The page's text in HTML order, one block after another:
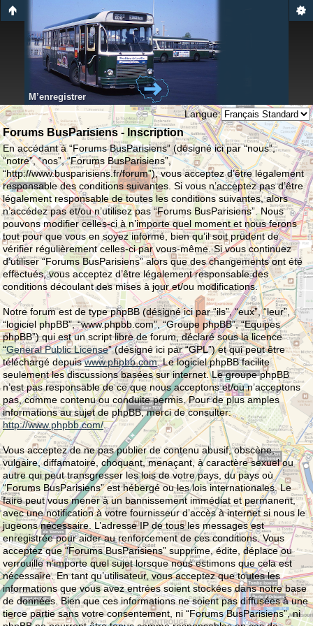
M’enregistrer
Langue:
Forums BusParisiens - Inscription
En accédant à “Forums BusParisiens” (désigné ici par “nous”,
“notre”, “nos”, “Forums BusParisiens”,
“http://www.busparisiens.fr/forum”), vous acceptez d’être légalement
responsable des conditions suivantes. Si vous n’acceptez pas d’être
légalement responsable de toutes les conditions suivantes, alors
n’accédez pas et/ou n’utilisez pas “Forums BusParisiens”. Nous
pouvons modifier celles-ci à n’importe quel moment et nous ferons
tout pour que vous en soyez informé, bien qu’il soit prudent de
vérifier régulièrement celles-ci par vous-même. Si vous continuez
d’utiliser “Forums BusParisiens” alors que des changements ont été
effectués, vous acceptez d’être légalement responsable des
conditions découlant des mises à jour et/ou modifications.
Notre forum est de type phpBB (désigné ici par “ils”, “eux”, “leur”,
“logiciel phpBB”, “www.phpbb.com”, “Groupe phpBB”, “Equipes
phpBB”) qui est un script libre de forum, déclaré sous la licence
“General Public License” (désigné ici par “GPL”) et qui peut être
téléchargé depuiswww.phpbb.com. Le logiciel phpBB facilite
seulement les discussions basées sur internet. Le groupe phpBB
n’est pas responsable de ce que nous acceptons et/ou n’acceptons
pas, comme contenu ou conduite permis. Pour de plus amples
informations au sujet de phpBB, merci de consulter:
http://www.phpbb.com/.
Vous acceptez de ne pas publier de contenu abusif, obscène,
vulgaire, diffamatoire, choquant, menaçant, à caractère sexuel ou
autre qui peut transgresser les lois de votre pays, du pays où
“Forums BusParisiens” est hébergé ou les lois internationales. Le
faire peut vous mener à un bannissement immédiat et permanent,
avec une notification à votre fournisseur d’accès à internet si nous le
jugeons nécessaire. L’adresse IP de tous les messages est
enregistrée pour aider au renforcement de ces conditions. Vous
acceptez que “Forums BusParisiens” supprime, édite, déplace ou
verrouille n’importe quel sujet lorsque nous estimons que cela est
nécessaire. En tant qu’utilisateur, vous acceptez que toutes les
informations que vous avez entrées soient stockées dans notre base
de données. Bien que ces informations ne soient pas diffusées à une
tierce partie sans votre consentement, ni “Forums BusParisiens”, ni